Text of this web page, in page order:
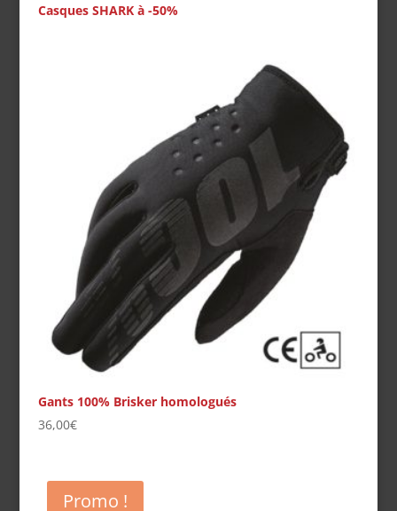
Casques SHARK à -50%
Gants 100% Brisker homologués
36,00€
Promo !